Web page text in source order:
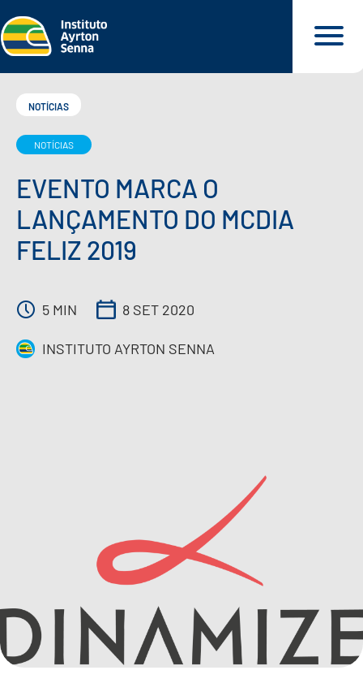
QUEM SOMOS
O QUE DEFENDEMOS
PARA VOCÊ
NOSSOS MATERIAIS
NOTÍCIAS
NOTÍCIAS
EVENTO MARCA O
LANÇAMENTO DO MCDIA
FELIZ 2019
5 MIN 8 SET 2020
INSTITUTO AYRTON SENNA